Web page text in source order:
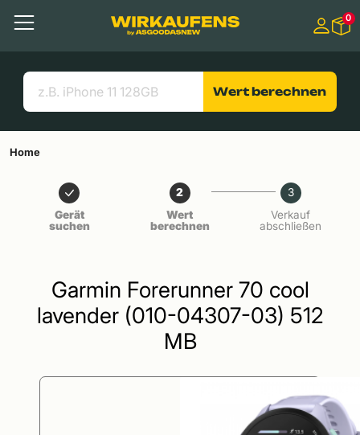
Menü
Suchen
Nützliche Links
0
Wert berechnen
Home
Gerät
suchen
2
Wert
berechnen
3
Verkauf
abschließen
Garmin Forerunner 70 cool
lavender (010-04307-03) 512
MB